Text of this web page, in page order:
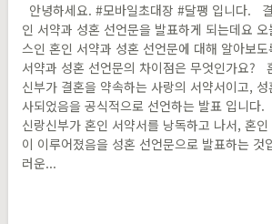
안녕하세요. #모바일초대장 #달팽 입니다.
인 서약과 성혼 선언문을 발표하게 되는데요
스인 혼인 서약과 성혼 선언문에 대해 알아
서약과 성혼 선언문의 차이점은 무엇인가요?
신부가 결혼을 약속하는 사랑의 서약서이고,
사되었음을 공식적으로 선언하는 발표 입니
신랑신부가 혼인 서약서를 낭독하고 나서, 혼
이 이루어졌음을 성혼 선언문으로 발표하는
러운...